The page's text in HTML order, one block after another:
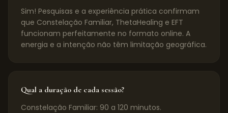
Sim! Pesquisas e a experiência prática confirmam
que Constelação Familiar, ThetaHealing e EFT
funcionam perfeitamente no formato online. A
energia e a intenção não têm limitação geográfica.
Qual a duração de cada sessão?
Constelação Familiar: 90 a 120 minutos.